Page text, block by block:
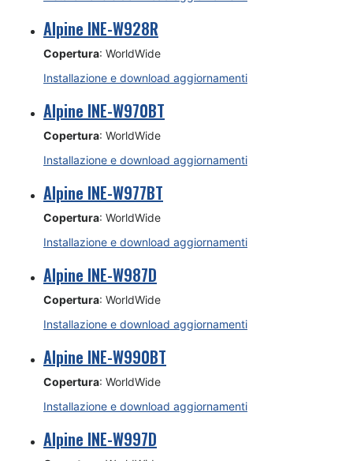
Alpine INE-W928R
Copertura: WorldWide
Installazione e download aggiornamenti
Alpine INE-W970BT
Copertura: WorldWide
Installazione e download aggiornamenti
Alpine INE-W977BT
Copertura: WorldWide
Installazione e download aggiornamenti
Alpine INE-W987D
Copertura: WorldWide
Installazione e download aggiornamenti
Alpine INE-W990BT
Copertura: WorldWide
Installazione e download aggiornamenti
Alpine INE-W997D